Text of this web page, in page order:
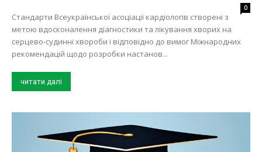
0
Стандарти Всеукраїнської асоціації кардіологів створені з
метою вдосконалення діагностики та лікування хворих на
серцево-судинні хвороби і відповідно до вимог Міжнародних
рекомендацій щодо розробки настанов...
читати далі